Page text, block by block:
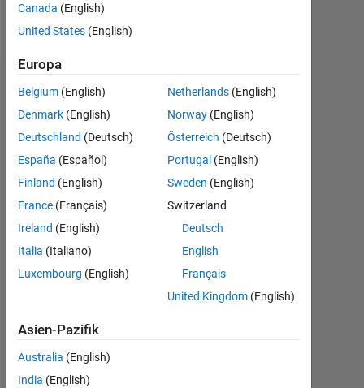
Follow
Dashboard
Statistik
MATLAB Answers
BEITRÄGE
0
2
Canada (English)
United States (English)
Europa
Belgium (English)
Denmark (English)
Deutschland (Deutsch)
España (Español)
Finland (English)
France (Français)
Ireland (English)
Italia (Italiano)
Luxembourg (English)
Netherlands (English)
Norway (English)
Österreich (Deutsch)
Portugal (English)
Sweden (English)
Switzerland
Deutsch
English
Français
United Kingdom (English)
Asien-Pazifik
Australia (English)
India (English)